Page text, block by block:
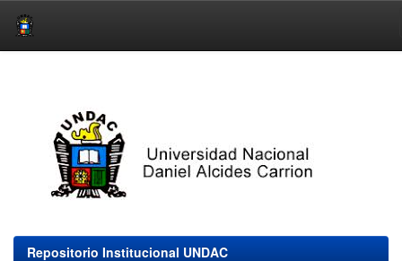
Repositorio Institucional UNDAC